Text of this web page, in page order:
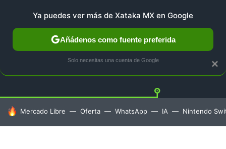
HOY SE HABLA DE
Mercado Libre Oferta WhatsApp IA Nintendo
×
Ya puedes ver más de Xataka MX en Google
Añádenos como fuente preferida
Solo necesitas una cuenta de Google